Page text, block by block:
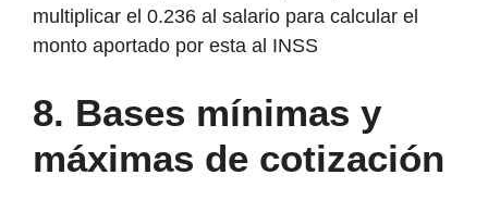
multiplicar el 0.236 al salario para calcular el
monto aportado por esta al INSS
8. Bases mínimas y
máximas de cotización